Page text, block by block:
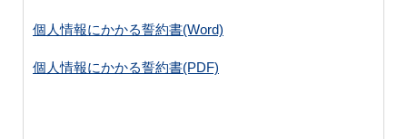
個人情報にかかる誓約書(Word)
個人情報にかかる誓約書(PDF)